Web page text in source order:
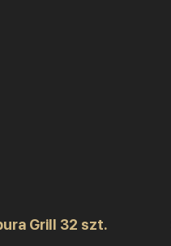
Grill 32 szt.